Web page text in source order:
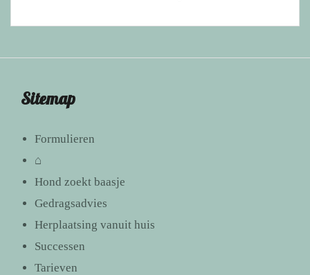
Sitemap
Formulieren
⌂
Hond zoekt baasje
Gedragsadvies
Herplaatsing vanuit huis
Successen
Tarieven